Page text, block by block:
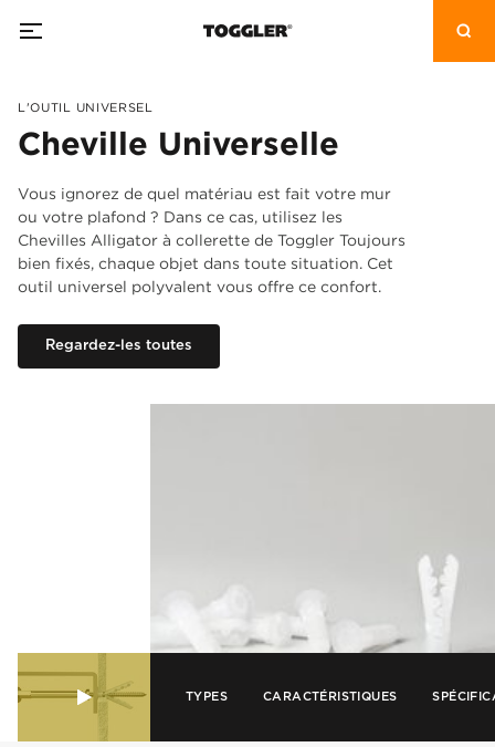
L'OUTIL UNIVERSEL
Cheville Universelle
Vous ignorez de quel matériau est fait votre mur
ou votre plafond ? Dans ce cas, utilisez les
Chevilles Alligator à collerette de Toggler Toujours
bien fixés, chaque objet dans toute situation. Cet
outil universel polyvalent vous offre ce confort.
Regardez-les toutes
TYPES CARACTÉRISTIQUES